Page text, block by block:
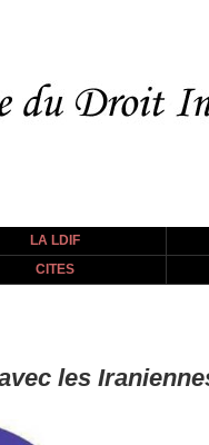
LA LDIF
CITES
les